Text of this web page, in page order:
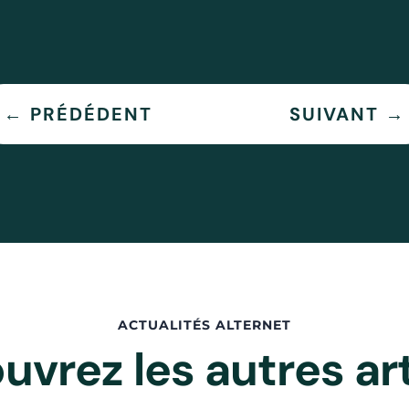
← PRÉDÉDENT SUIVANT →
ACTUALITÉS ALTERNET
les autres